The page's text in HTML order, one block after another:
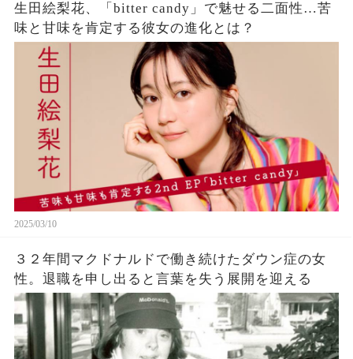
生田絵梨花、「bitter candy」で魅せる二面性…苦
味と甘味を肯定する彼女の進化とは？
2025/03/10
３２年間マクドナルドで働き続けたダウン症の女
性。退職を申し出ると言葉を失う展開を迎える